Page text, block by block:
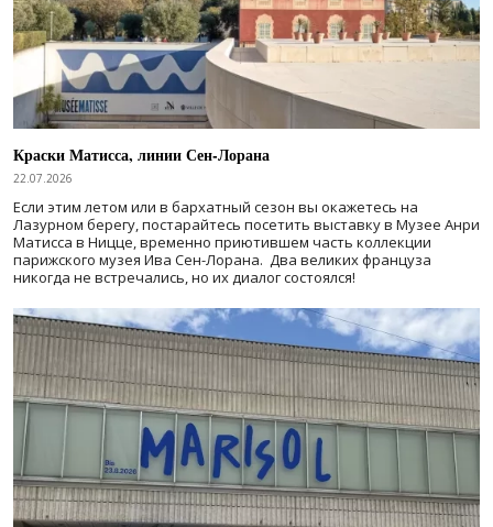
Краски Матисса, линии Сен-Лорана
22.07.2026
Если этим летом или в бархатный сезон вы окажетесь на
Лазурном берегу, постарайтесь посетить выставку в Музее Анри
Матисса в Ницце, временно приютившем часть коллекции
парижского музея Ива Сен-Лорана. Два великих француза
никогда не встречались, но их диалог состоялся!